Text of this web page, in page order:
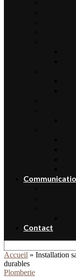
Contact
Accueil » Installation
durables
Plomberie